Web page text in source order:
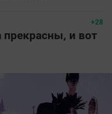
+28
прекрасны, и вот